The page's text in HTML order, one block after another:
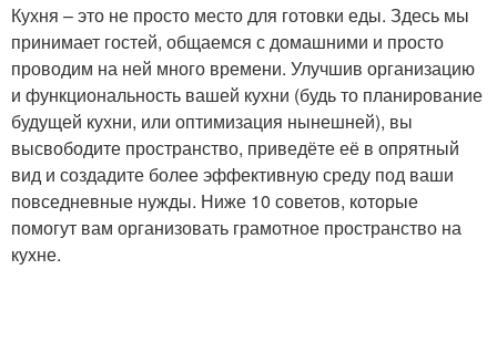
Кухня – это не просто место для готовки еды. Здесь мы
принимает гостей, общаемся с домашними и просто
проводим на ней много времени. Улучшив организацию
и функциональность вашей кухни (будь то планирование
будущей кухни, или оптимизация нынешней), вы
высвободите пространство, приведёте её в опрятный
вид и создадите более эффективную среду под ваши
повседневные нужды. Ниже 10 советов, которые
помогут вам организовать грамотное пространство на
кухне.